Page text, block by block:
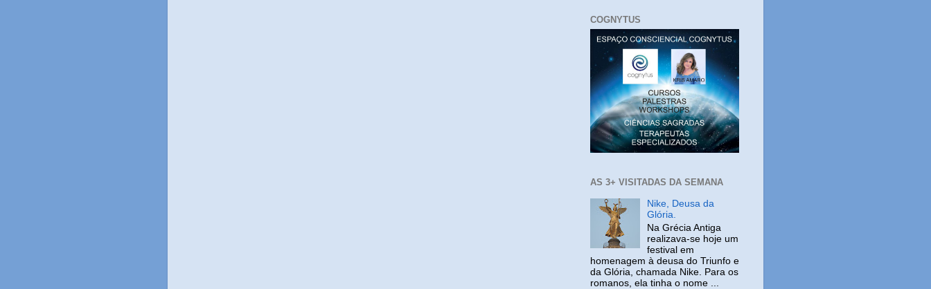
COGNYTUS
AS 3+ VISITADAS DA SEMANA
Nike, Deusa da
Glória.
Na Grécia Antiga
realizava-se hoje um
festival em
homenagem à deusa do Triunfo e
da Glória, chamada Nike. Para os
romanos, ela tinha o nome ...